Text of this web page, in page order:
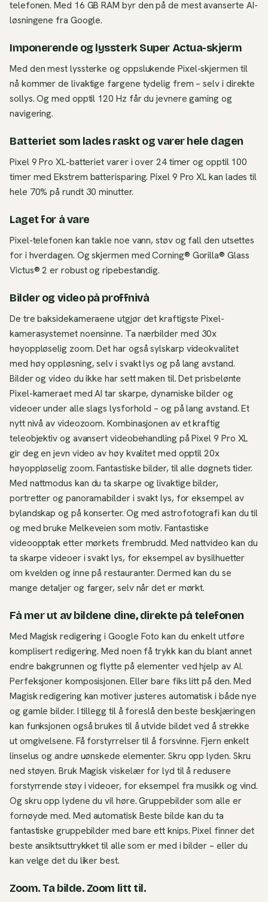
telefonen. Med 16 GB RAM byr den på de mest avanserte AI-
løsningene fra Google.
Imponerende og lyssterk Super Actua-skjerm
Med den mest lyssterke og oppslukende Pixel-skjermen til
nå kommer de livaktige fargene tydelig frem – selv i direkte
sollys. Og med opptil 120 Hz får du jevnere gaming og
navigering.
Batteriet som lades raskt og varer hele dagen
Pixel 9 Pro XL-batteriet varer i over 24 timer og opptil 100
timer med Ekstrem batterisparing. Pixel 9 Pro XL kan lades til
hele 70% på rundt 30 minutter.
Laget for å vare
Pixel-telefonen kan takle noe vann, støv og fall den utsettes
for i hverdagen. Og skjermen med Corning® Gorilla® Glass
Victus® 2 er robust og ripebestandig.
Bilder og video på proffnivå
De tre baksidekameraene utgjør det kraftigste Pixel-
kamerasystemet noensinne. Ta nærbilder med 30x
høyoppløselig zoom. Det har også sylskarp videokvalitet
med høy oppløsning, selv i svakt lys og på lang avstand.
Bilder og video du ikke har sett maken til. Det prisbelønte
Pixel-kameraet med AI tar skarpe, dynamiske bilder og
videoer under alle slags lysforhold – og på lang avstand. Et
nytt nivå av videozoom. Kombinasjonen av et kraftig
teleobjektiv og avansert videobehandling på Pixel 9 Pro XL
gir deg en jevn video av høy kvalitet med opptil 20x
høyoppløselig zoom. Fantastiske bilder, til alle døgnets tider.
Med nattmodus kan du ta skarpe og livaktige bilder,
portretter og panoramabilder i svakt lys, for eksempel av
bylandskap og på konserter. Og med astrofotografi kan du til
og med bruke Melkeveien som motiv. Fantastiske
videoopptak etter mørkets frembrudd. Med nattvideo kan du
ta skarpe videoer i svakt lys, for eksempel av bysilhuetter
om kvelden og inne på restauranter. Dermed kan du se
mange detaljer og farger, selv når det er mørkt.
Få mer ut av bildene dine, direkte på telefonen
Med Magisk redigering i Google Foto kan du enkelt utføre
komplisert redigering. Med noen få trykk kan du blant annet
endre bakgrunnen og flytte på elementer ved hjelp av AI.
Perfeksjoner komposisjonen. Eller bare fiks litt på den. Med
Magisk redigering kan motiver justeres automatisk i både nye
og gamle bilder. I tillegg til å foreslå den beste beskjæringen
kan funksjonen også brukes til å utvide bildet ved å strekke
ut omgivelsene. Få forstyrrelser til å forsvinne. Fjern enkelt
linselus og andre uønskede elementer. Skru opp lyden. Skru
ned støyen. Bruk Magisk viskelær for lyd til å redusere
forstyrrende støy i videoer, for eksempel fra musikk og vind.
Og skru opp lydene du vil høre. Gruppebilder som alle er
fornøyde med. Med automatisk Beste bilde kan du ta
fantastiske gruppebilder med bare ett knips. Pixel finner det
beste ansiktsuttrykket til alle som er med i bilder – eller du
kan velge det du liker best.
Zoom. Ta bilde. Zoom litt til.